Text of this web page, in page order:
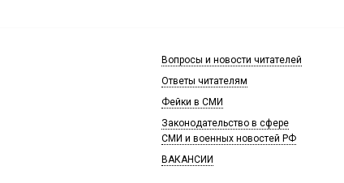
Вопросы и новости читателей
Ответы читателям
Фейки в СМИ
Законодательство в сфере
СМИ и военных новостей РФ
ВАКАНСИИ